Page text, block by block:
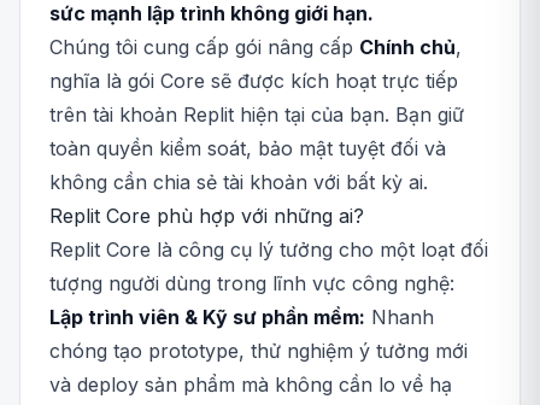
sức mạnh lập trình không giới hạn.
Chúng tôi cung cấp gói nâng cấp Chính chủ,
nghĩa là gói Core sẽ được kích hoạt trực tiếp
trên tài khoản Replit hiện tại của bạn. Bạn giữ
toàn quyền kiểm soát, bảo mật tuyệt đối và
không cần chia sẻ tài khoản với bất kỳ ai.
Replit Core phù hợp với những ai?
Replit Core là công cụ lý tưởng cho một loạt đối
tượng người dùng trong lĩnh vực công nghệ:
Lập trình viên & Kỹ sư phần mềm: Nhanh
chóng tạo prototype, thử nghiệm ý tưởng mới
và deploy sản phẩm mà không cần lo về hạ